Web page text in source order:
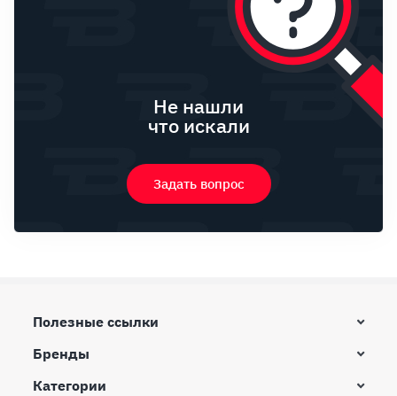
Не нашли
что искали
Задать вопрос
Полезные ссылки
Бренды
Категории